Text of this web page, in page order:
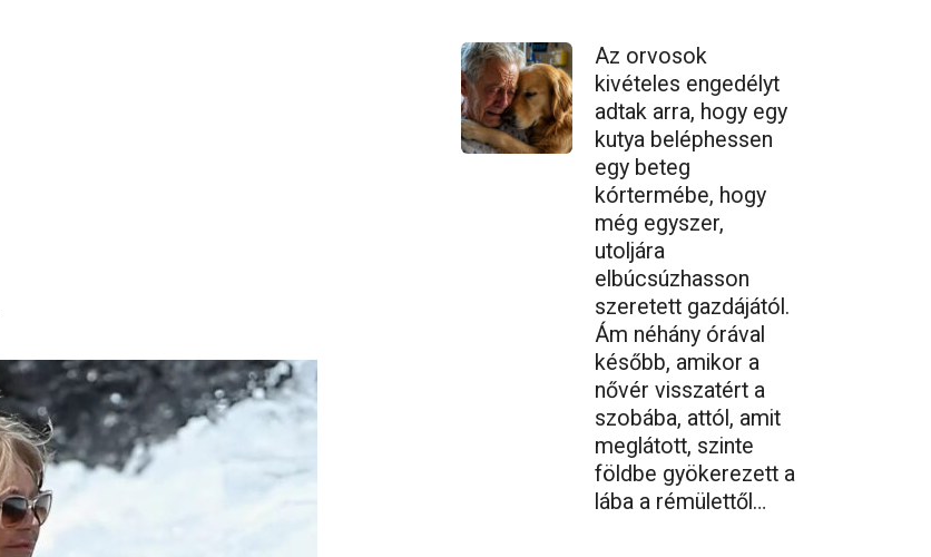
Az orvosok
kivételes engedélyt
adtak arra, hogy egy
kutya beléphessen
egy beteg
kórtermébe, hogy
még egyszer,
utoljára
elbúcsúzhasson
szeretett gazdájától.
Ám néhány órával
később, amikor a
nővér visszatért a
szobába, attól, amit
meglátott, szinte
földbe gyökerezett a
lába a rémülettől…